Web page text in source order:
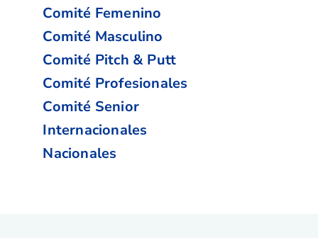
Comité Femenino
Comité Masculino
Comité Pitch & Putt
Comité Profesionales
Comité Senior
Internacionales
Nacionales